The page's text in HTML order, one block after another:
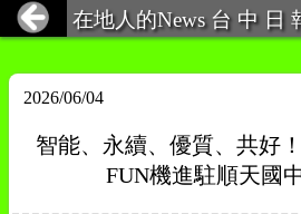
在地人的News 台 中 日
2026/06/04
智能、永續、優質、共好
FUN機進駐順天國